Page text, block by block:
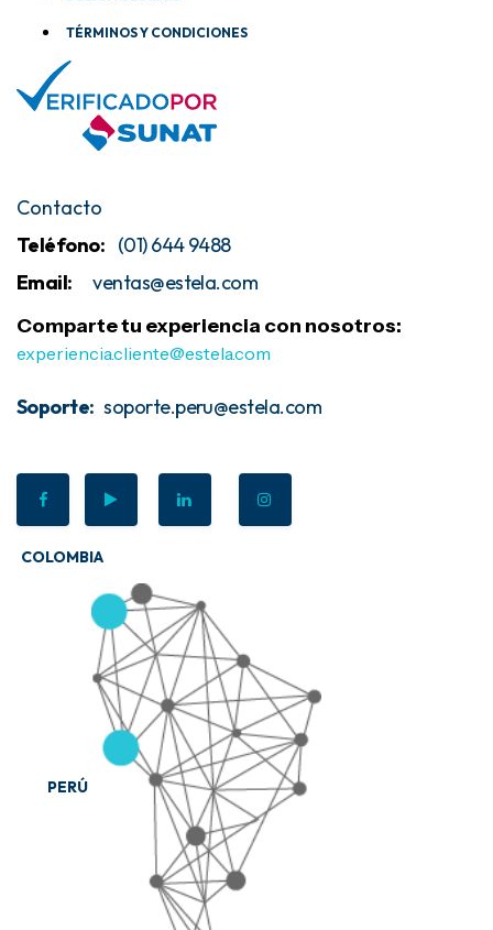
TÉRMINOS Y CONDICIONES
Contacto
Teléfono: (01) 644 9488
Email:
ventas@estela.com
Comparte tu experiencia con nosotros:
experiencia.cliente@estela.com
Soporte: soporte.peru@estela.com
COLOMBIA
PERÚ